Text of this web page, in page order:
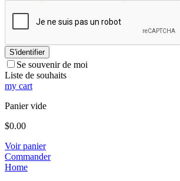
S'identifier
Se souvenir de moi
Liste de souhaits
my cart
Panier vide
$0.00
Voir panier
Commander
Home